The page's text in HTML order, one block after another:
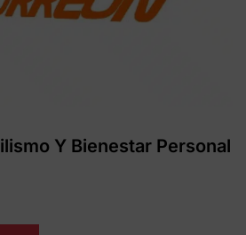
Y Bienestar Personal